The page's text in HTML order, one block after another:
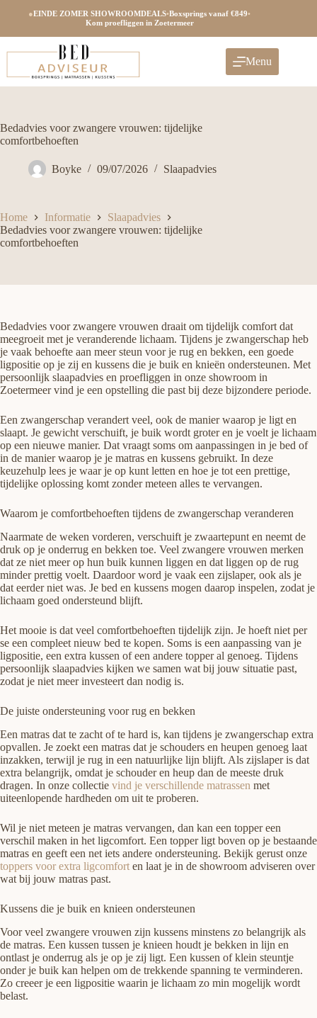
●EINDE ZOMER SHOWROOMDEALS•Boxsprings vanaf €849•
Kom proefliggen in Zoetermeer
Menu
Bedadvies voor zwangere vrouwen: tijdelijke
comfortbehoeften
Boyke 09/07/2026 Slaapadvies
Home Informatie
Slaapadvies
Bedadvies voor zwangere vrouwen: tijdelijke
comfortbehoeften
Bedadvies voor zwangere vrouwen draait om tijdelijk comfort dat
meegroeit met je veranderende lichaam. Tijdens je zwangerschap heb
je vaak behoefte aan meer steun voor je rug en bekken, een goede
ligpositie op je zij en kussens die je buik en knieën ondersteunen. Met
persoonlijk slaapadvies en proefliggen in onze showroom in
Zoetermeer vind je een opstelling die past bij deze bijzondere periode.
Een zwangerschap verandert veel, ook de manier waarop je ligt en
slaapt. Je gewicht verschuift, je buik wordt groter en je voelt je lichaam
op een nieuwe manier. Dat vraagt soms om aanpassingen in je bed of
in de manier waarop je je matras en kussens gebruikt. In deze
keuzehulp lees je waar je op kunt letten en hoe je tot een prettige,
tijdelijke oplossing komt zonder meteen alles te vervangen.
Waarom je comfortbehoeften tijdens de zwangerschap veranderen
Naarmate de weken vorderen, verschuift je zwaartepunt en neemt de
druk op je onderrug en bekken toe. Veel zwangere vrouwen merken
dat ze niet meer op hun buik kunnen liggen en dat liggen op de rug
minder prettig voelt. Daardoor word je vaak een zijslaper, ook als je
dat eerder niet was. Je bed en kussens mogen daarop inspelen, zodat je
lichaam goed ondersteund blijft.
Het mooie is dat veel comfortbehoeften tijdelijk zijn. Je hoeft niet per
se een compleet nieuw bed te kopen. Soms is een aanpassing van je
ligpositie, een extra kussen of een andere topper al genoeg. Tijdens
persoonlijk slaapadvies kijken we samen wat bij jouw situatie past,
zodat je niet meer investeert dan nodig is.
De juiste ondersteuning voor rug en bekken
Een matras dat te zacht of te hard is, kan tijdens je zwangerschap extra
opvallen. Je zoekt een matras dat je schouders en heupen genoeg laat
inzakken, terwijl je rug in een natuurlijke lijn blijft. Als zijslaper is dat
extra belangrijk, omdat je schouder en heup dan de meeste druk
dragen. In onze collectie vind je verschillende matrassen met
uiteenlopende hardheden om uit te proberen.
Wil je niet meteen je matras vervangen, dan kan een topper een
verschil maken in het ligcomfort. Een topper ligt boven op je bestaande
matras en geeft een net iets andere ondersteuning. Bekijk gerust onze
toppers voor extra ligcomfort en laat je in de showroom adviseren over
wat bij jouw matras past.
Kussens die je buik en knieen ondersteunen
Voor veel zwangere vrouwen zijn kussens minstens zo belangrijk als
de matras. Een kussen tussen je knieen houdt je bekken in lijn en
ontlast je onderrug als je op je zij ligt. Een kussen of klein steuntje
onder je buik kan helpen om de trekkende spanning te verminderen.
Zo creeer je een ligpositie waarin je lichaam zo min mogelijk wordt
belast.